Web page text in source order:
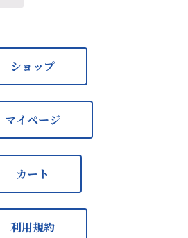
ショップ
マイページ
カート
利用規約